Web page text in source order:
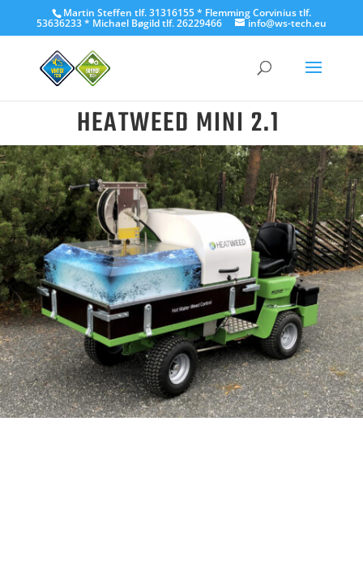
Martin Steffen tlf. 31316155 * Flemming Corvinius tlf.
53636233 * Michael Bøgild tlf. 26229466 info@ws-tech.eu
HEATWEED MINI 2.1